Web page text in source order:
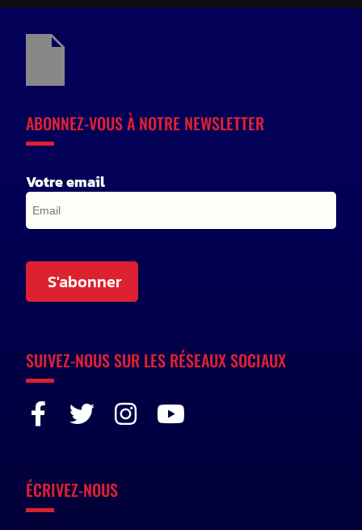
ABONNEZ-VOUS À NOTRE NEWSLETTER
Votre email
S'abonner
SUIVEZ-NOUS SUR LES RÉSEAUX SOCIAUX
ÉCRIVEZ-NOUS